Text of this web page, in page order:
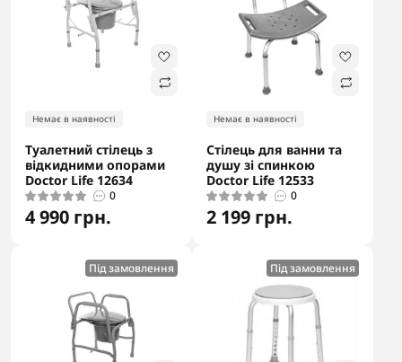
Немає в наявності
Туалетний стілець з
відкидними опорами
Doctor Life 12634
0
4 990 грн.
Немає в наявності
Стілець для ванни та
душу зі спинкою
Doctor Life 12533
0
2 199 грн.
Під замовлення Під замовлення